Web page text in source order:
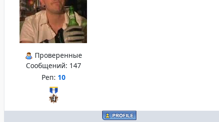
Проверенные
Сообщений: 147
Реп: 10